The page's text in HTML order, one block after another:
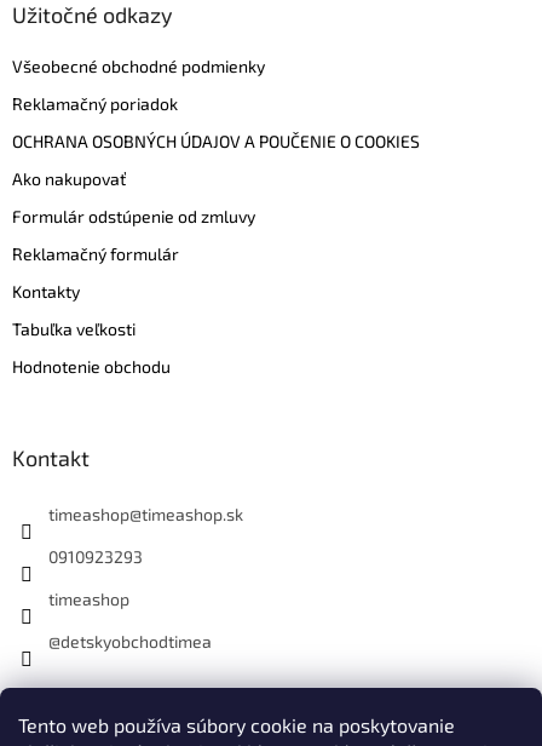
Tento web používa súbory cookie na poskytovanie
Užitočné odkazy
Všeobecné obchodné podmienky
Reklamačný poriadok
OCHRANA OSOBNÝCH ÚDAJOV A POUČENIE O COOKIES
Ako nakupovať
Formulár odstúpenie od zmluvy
Reklamačný formulár
Kontakty
Tabuľka veľkosti
Hodnotenie obchodu
Kontakt
timeashop@timeashop.sk
0910923293
timeashop
@detskyobchodtimea
Instagram